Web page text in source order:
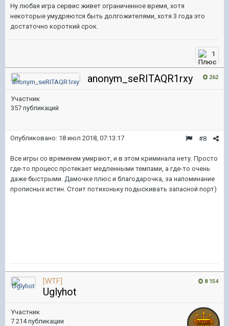
Ну любая игра сервис живет ограниченное время, хотя
некоторые умудряются быть долгожителями, хотя 3 года это
достаточно короткий срок.
1
262
anonym_seRITAQR1rxy
Участник
357 публикаций
#8
Опубликовано: 18 июл 2018, 07:13:17
Все игры со временем умирают, и в этом криминала нету. Просто
где-то процесс протекает медленными темпами, а где-то очень
даже быстрыми. Дамочке плюс и благодарочка, за напоминание
прописных истин. Стоит потихоньку подыскивать запасной порт)
8 154
[WTF]
Uglyhot
Участник
7 214 публикации